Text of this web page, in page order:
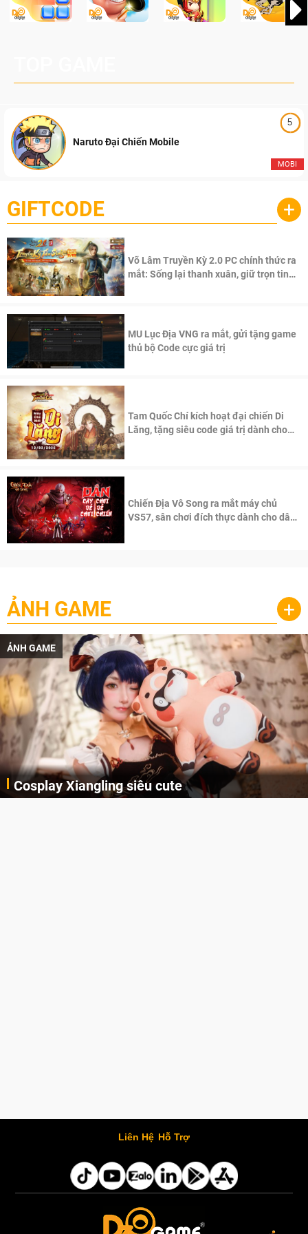
5
MOBI
Naruto Đại Chiến Mobile
GIFTCODE +
Võ Lâm Truyền Kỳ 2.0 PC chính thức ra
mắt: Sống lại thanh xuân, giữ trọn tinh
MU Lục Địa VNG ra mắt, gửi tặng game
thủ bộ Code cực giá trị
Tam Quốc Chí kích hoạt đại chiến Di
Lăng, tặng siêu code giá trị dành cho
Chiến Địa Vô Song ra mắt máy chủ
VS57, sân chơi đích thực dành cho dân
ẢNH GAME +
ẢNH GAME
Cosplay Xiangling siêu cute
Liên Hệ Hỗ Trợ